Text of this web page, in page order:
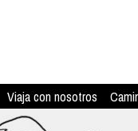
Viaja con nosotros